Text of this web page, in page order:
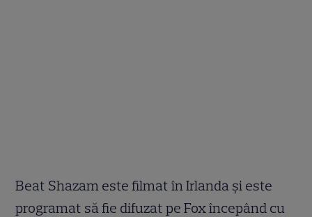
Beat Shazam este filmat în Irlanda și este
programat să fie difuzat pe Fox începând cu